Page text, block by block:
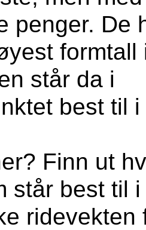
penger. De
formtall
står da i
best til
Finn ut
står best til
ridevekten